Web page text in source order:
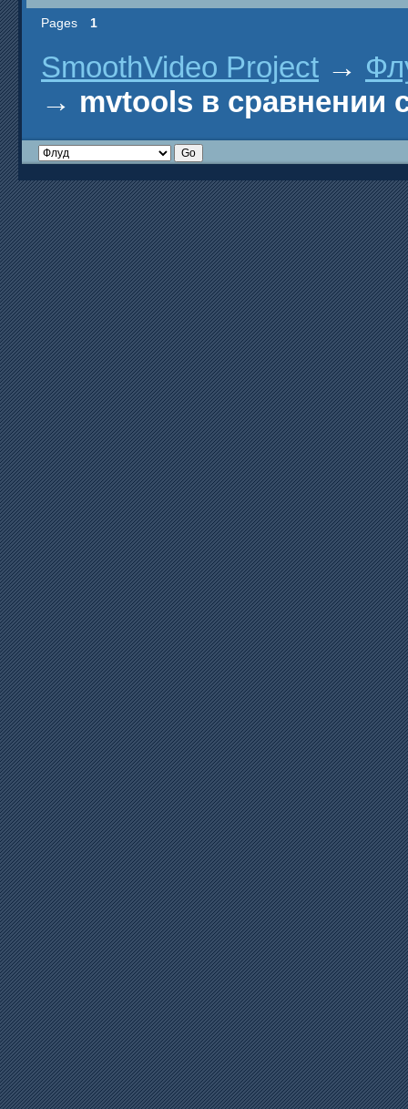
Pages 1
SmoothVideo Project →
→ mvtools в сравнении